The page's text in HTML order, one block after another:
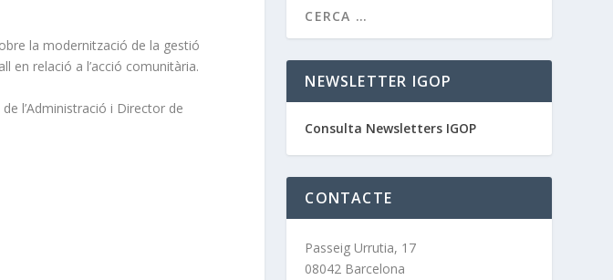
la modernització de la gestió
en relació a l’acció comunitària.
l’Administració i Director de
NEWSLETTER IGOP
Consulta Newsletters IGOP
CONTACTE
Passeig Urrutia, 17
08042 Barcelona